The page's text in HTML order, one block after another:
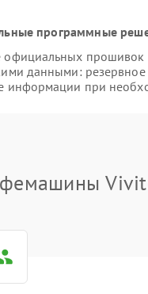
программные
официальных прошивок
данными:
информации при